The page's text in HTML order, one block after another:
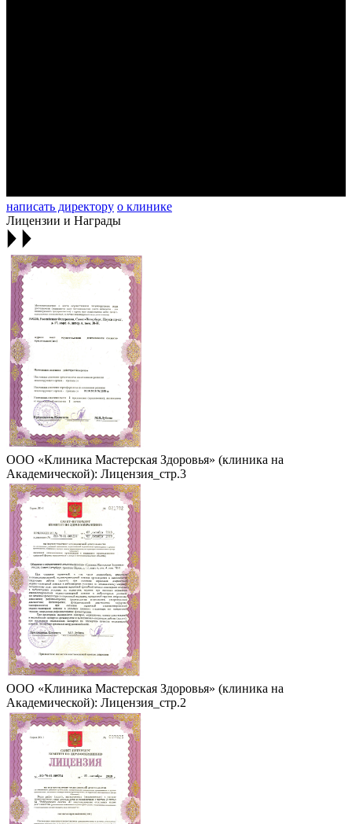
написать директору о клинике
Лицензии и Награды
ООО «Клиника Мастерская Здоровья» (клиника на
Академической): Лицензия_стр.3
ООО «Клиника Мастерская Здоровья» (клиника на
Академической): Лицензия_стр.2